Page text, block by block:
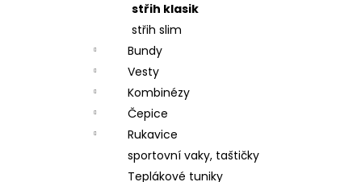
střih klasik
střih slim
Bundy
Vesty
Kombinézy
Čepice
Rukavice
sportovní vaky, taštičky
Teplákové tuniky
ČEPICE S OHRNUTÝM LEMEM, KOŇAK
290 Kč